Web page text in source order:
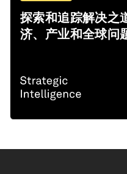
探索和追踪解决之
济、产业和全球问